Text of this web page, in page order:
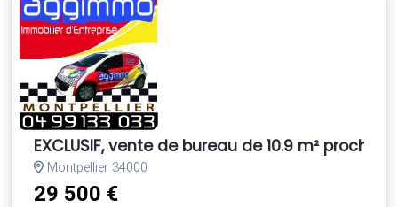
EXCLUSIF, vente de bureau de 10.9 m²
Montpellier 34000
29 500 €